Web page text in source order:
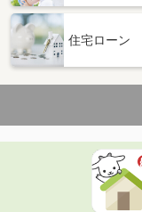
住宅ローン